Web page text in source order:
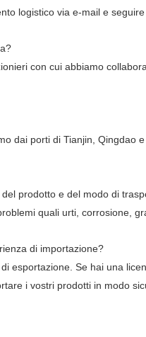
logistico via e-mail e
con cui abbiamo
dai porti di Tianjin, Qingdao
prodotto e del modo di
quali urti, corrosione,
di importazione?
esportazione. Se hai una
i vostri prodotti in modo